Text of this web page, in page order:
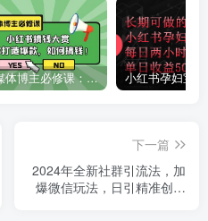
自媒体博主必修课：小红书搞钱大赏，教你打造爆款，如何搞钱（11节课）
下一篇
2024年全新社群引流法，加
爆微信玩法，日引精准创业